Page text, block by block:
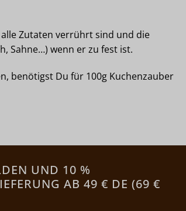
Zutaten verrührt sind und die
Sahne…) wenn er zu fest ist.
benötigst Du für 100g Kuchenzauber
UND 10 %
AB 49 € DE (69 €